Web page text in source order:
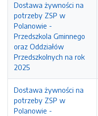
Dostawa żywności na
potrzeby ZSP w
Polanowie -
Przedszkola Gminnego
oraz Oddziałów
Przedszkolnych na rok
2025
Dostawa żywności na
potrzeby ZSP w
Polanowie -